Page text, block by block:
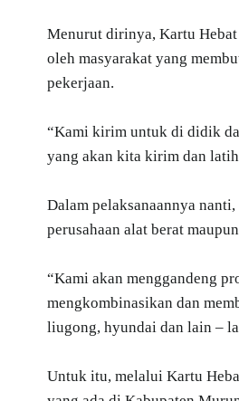
Menurut dirinya, Kartu
oleh masyarakat yang
pekerjaan.
“Kami kirim untuk di didik
yang akan kita kirim dan
Dalam pelaksanaannya
perusahaan alat berat
“Kami akan menggandeng
mengkombinasikan dan
liugong, hyundai dan lain –
Untuk itu, melalui Kartu